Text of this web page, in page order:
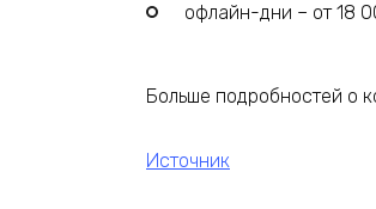
офлайн-дни – от 18
Больше подробностей о
Источник